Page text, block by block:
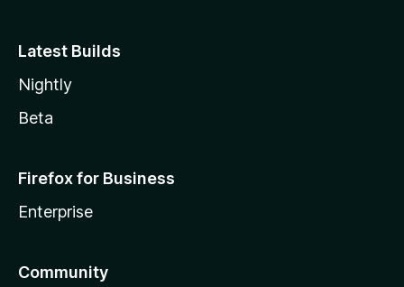
Latest Builds
Nightly
Beta
Firefox for Business
Enterprise
Community